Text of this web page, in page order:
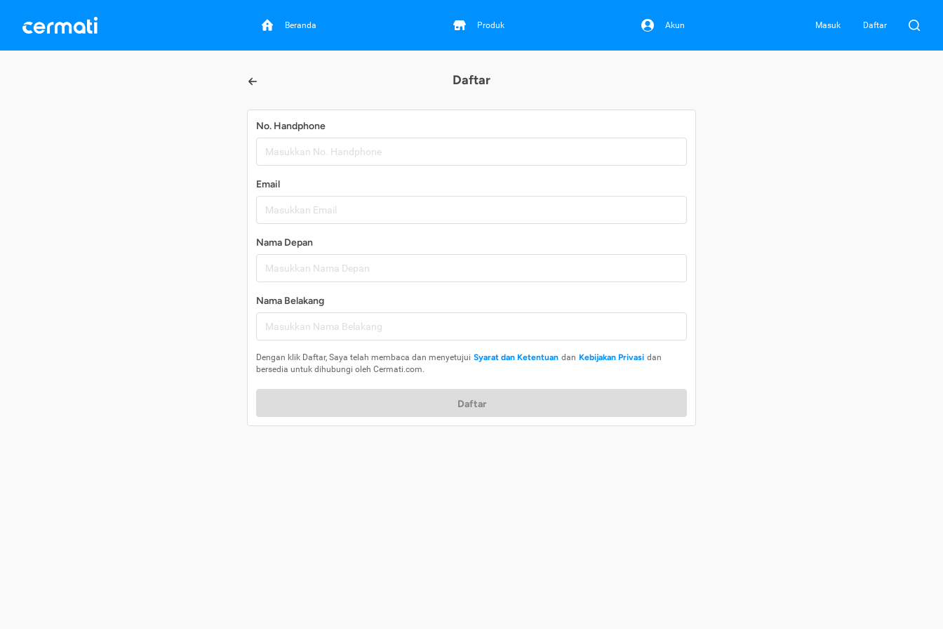
Beranda Produk Akun Masuk Daftar
Daftar
No. Handphone
Email
Nama Depan
Nama Belakang
Dengan klik Daftar, Saya telah membaca dan menyetujui Syarat dan Ketentuan dan Kebijakan Privasi dan
bersedia untuk dihubungi oleh Cermati.com.
Daftar